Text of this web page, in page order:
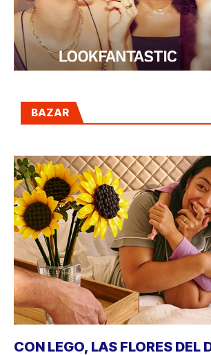
BAZAR
CON LEGO, LAS FLORES DEL